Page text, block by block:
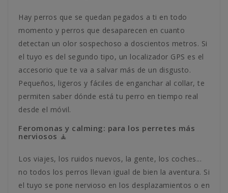
Hay perros que se quedan pegados a ti en todo
momento y perros que desaparecen en cuanto
detectan un olor sospechoso a doscientos metros. Si
el tuyo es del segundo tipo, un localizador GPS es el
accesorio que te va a salvar más de un disgusto.
Pequeños, ligeros y fáciles de enganchar al collar, te
permiten saber dónde está tu perro en tiempo real
desde el móvil.
Feromonas y calming: para los perretes más
nerviosos 🧘
Los viajes, los ruidos nuevos, la gente, los coches...
no todos los perros llevan igual de bien la aventura. Si
el tuyo se pone nervioso en los desplazamientos o en